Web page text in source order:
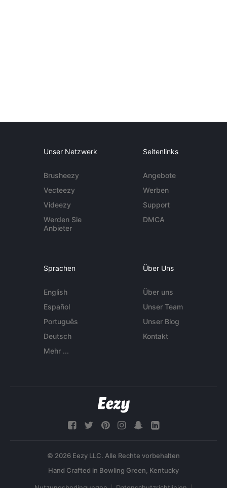
Unser Netzwerk
Brusheezy
Vecteezy
Videezy
Werden Sie
Anbieter
Seitenlinks
Angebote
Werben
Support
DMCA
Sprachen
English
Español
Português
Deutsch
Mehr ...
Über Uns
Über uns
Unser Team
Unser Blog
Kontakt
© 2026 Eezy LLC. Alle Rechte vorbehalten